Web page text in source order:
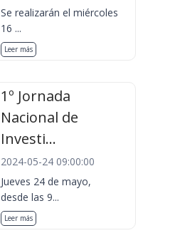
Se realizarán el miércoles
16 ...
Leer más
1º Jornada
Nacional de
Investi...
2024-05-24 09:00:00
Jueves 24 de mayo,
desde las 9...
Leer más